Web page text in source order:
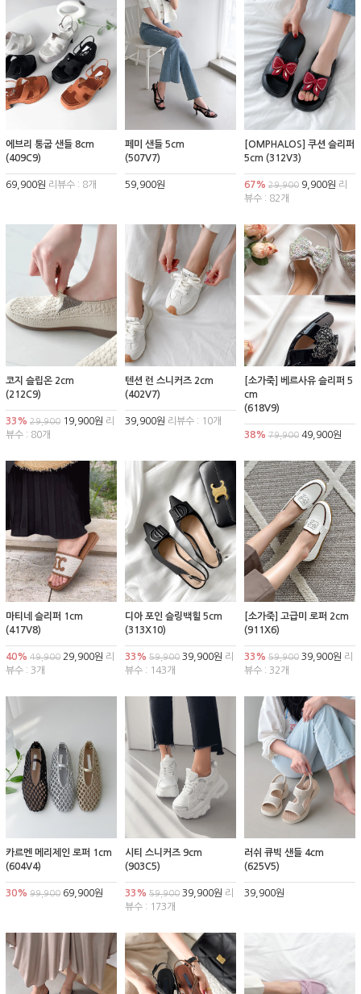
에브리 통굽 샌들 8cm
(409C9)
69,900원 리뷰수 : 8개
페미 샌들 5cm
(507V7)
59,900원
[OMPHALOS] 쿠션 슬리퍼
5cm (312V3)
67% 29,9009,900원 리
뷰수 : 82개
코지 슬립온 2cm
(212C9)
33% 29,900 19,900원 리
뷰수 : 80개
텐션 런 스니커즈 2cm
(402V7)
39,900원 리뷰수 : 10개
[소가죽] 베르사유 슬리퍼 5
cm
(618V9)
38% 79,90049,900원
마티네 슬리퍼 1cm
(417V8)
40% 49,900 29,900원 리
뷰수 : 3개
디아 포인 슬링백힐 5cm
(313X10)
33% 59,90039,900원 리
뷰수 : 143개
[소가죽] 고급미 로퍼 2cm
(911X6)
33% 59,90039,900원 리
뷰수 : 32개
카르멘 메리제인 로퍼 1cm
(604V4)
30% 99,900 69,900원
시티 스니커즈 9cm
(903C5)
33% 59,90039,900원 리
뷰수 : 173개
러쉬 큐빅 샌들 4cm
(625V5)
39,900원